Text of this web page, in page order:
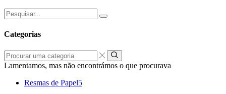
Pesquisar
por:
Categorias
uma
categoria
Lamentamos, mas não encontrámos o que procurava
Resmas de Papel5